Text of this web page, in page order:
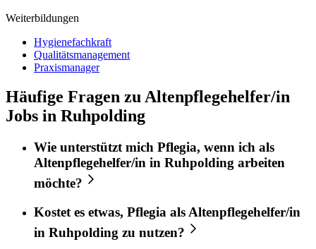
Weiterbildungen
Hygienefachkraft
Qualitätsmanagement
Praxismanager
Häufige Fragen zu Altenpflegehelfer/in
Jobs in Ruhpolding
Wie unterstützt mich Pflegia, wenn ich als
Altenpflegehelfer/in in Ruhpolding arbeiten
möchte?
Kostet es etwas, Pflegia als Altenpflegehelfer/in
in Ruhpolding zu nutzen?